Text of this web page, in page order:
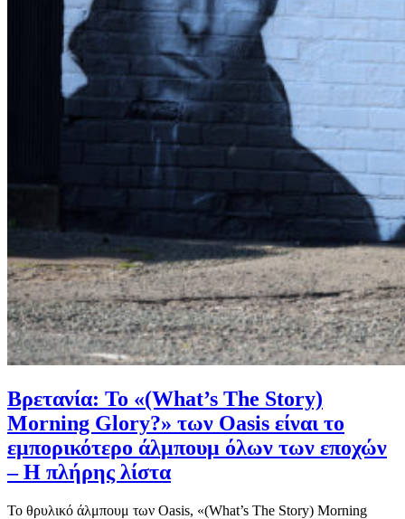
Βρετανία: Το «(What’s The Story)
Morning Glory?» των Oasis είναι το
εμπορικότερο άλμπουμ όλων των εποχών
– Η πλήρης λίστα
Το θρυλικό άλμπουμ των Oasis, «(What’s The Story) Morning